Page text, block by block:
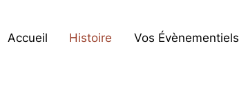
Accueil Histoire Vos Évènementiels